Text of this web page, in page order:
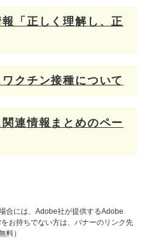
「正しく理解し、正
クチン接種について
連情報まとめのペー
合には、Adobe社が提供するAdobe
お持ちでない方は、バナーのリンク先
料）